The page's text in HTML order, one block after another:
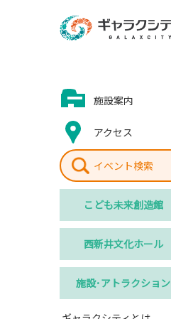
施設案内
アクセス
イベント検索
こども未来創造館
西新井文化ホール
施設･アトラクション